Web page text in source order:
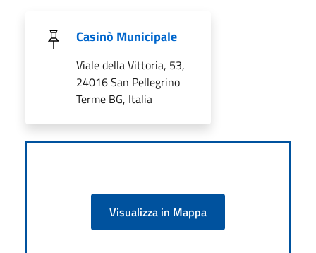
Casinò Municipale
Viale della Vittoria, 53,
24016 San Pellegrino
Terme BG, Italia
Visualizza in Mappa